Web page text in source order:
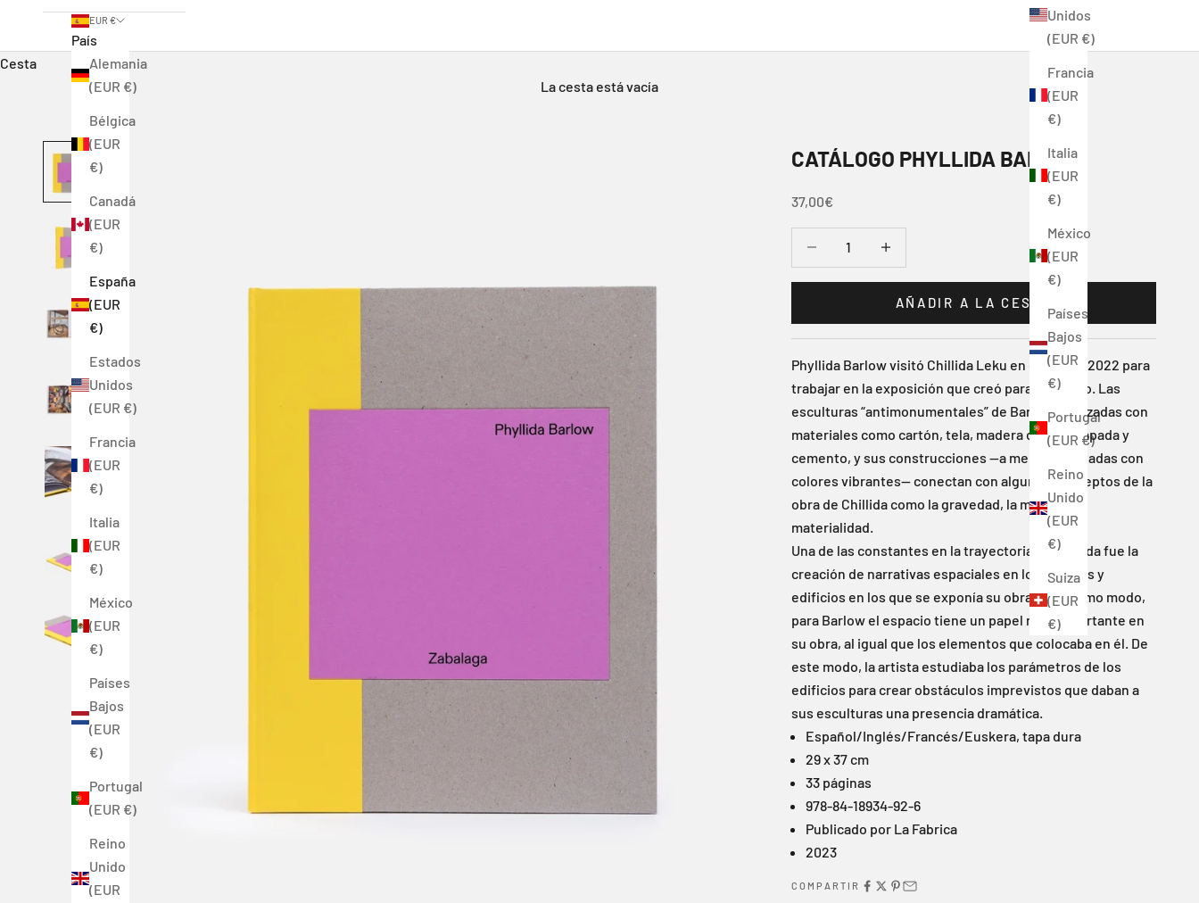
Unidos
(EUR €)
Francia
(EUR
€)
Italia
(EUR
€)
México
(EUR
€)
Países
Bajos
(EUR
€)
Portugal
(EUR €)
Reino
Unido
(EUR
€)
Suiza
(EUR
€)
EUR €
País
Alemania
(EUR €)
Bélgica
(EUR
€)
Canadá
(EUR
€)
España
(EUR
€)
Estados
Unidos
(EUR €)
Francia
(EUR
€)
Italia
(EUR
€)
México
(EUR
€)
Países
Bajos
(EUR
€)
Portugal
(EUR €)
Reino
Unido
(EUR
Cesta
La cesta está vacía
CATÁLOGO PHYLLIDA BARLOW
Precio de oferta
37,00€
AÑADIR A LA CESTA
Phyllida Barlow visitó Chillida Leku en otoño de 2022 para
trabajar en la exposición que creó para el museo. Las
esculturas “antimonumentales” de Barlow, realizadas con
materiales como cartón, tela, madera contrachapada y
cemento, y sus construcciones —a menudo pintadas con
colores vibrantes— conectan con algunos conceptos de la
obra de Chillida como la gravedad, la masa y la
materialidad.
Una de las constantes en la trayectoria de Chillida fue la
creación de narrativas espaciales en los paisajes y
edificios en los que se exponía su obra. Del mismo modo,
para Barlow el espacio tiene un papel muy importante en
su obra, al igual que los elementos que colocaba en él. De
este modo, la artista estudiaba los parámetros de los
edificios para crear obstáculos imprevistos que daban a
sus esculturas una presencia dramática.
Español/Inglés/Francés/Euskera, tapa dura
29 x 37 cm
33 páginas
978-84-18934-92-6
Publicado por La Fabrica
2023
COMPARTIR